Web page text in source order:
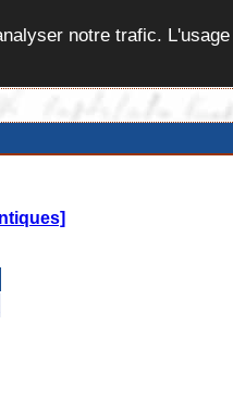
notre trafic. L'usage